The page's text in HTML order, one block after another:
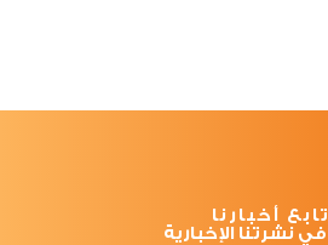
تابع أخبارنا
في نشرتنا الإخبارية